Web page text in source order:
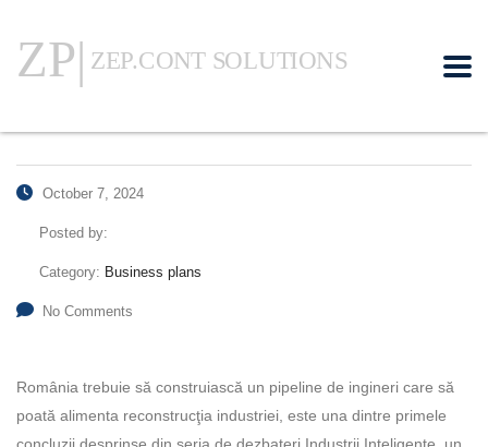
October 7, 2024
Posted by:
Category: Business plans
No Comments
România trebuie să con­struiască un pipeline de ingineri care să
poa­tă alimenta recon­strucţia industriei, este una din­tre primele